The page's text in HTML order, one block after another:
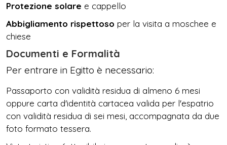
Protezione solare e cappello
Abbigliamento rispettoso per la visita a moschee e
chiese
Documenti e Formalità
Per entrare in Egitto è necessario:
Passaporto con validità residua di almeno 6 mesi
oppure carta d'identità cartacea valida per l'espatrio
con validità residua di sei mesi, accompagnata da due
foto formato tessera.